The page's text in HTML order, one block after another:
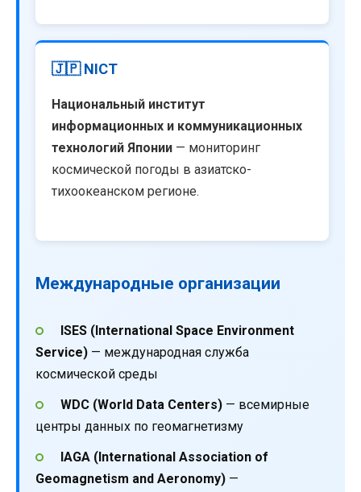
🇯🇵 NICT
Национальный институт
информационных и коммуникационных
технологий Японии — мониторинг
космической погоды в азиатско-
тихоокеанском регионе.
Международные организации
ISES (International Space Environment
Service) — международная служба
космической среды
WDC (World Data Centers)— всемирные
центры данных по геомагнетизму
IAGA (International Association of
Geomagnetism and Aeronomy) —